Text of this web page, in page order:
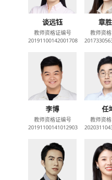
谈远钰
教师资格证编号
20191100142001708
章
教师资
李博
教师资格证编号
20191100141012903
任
教师资